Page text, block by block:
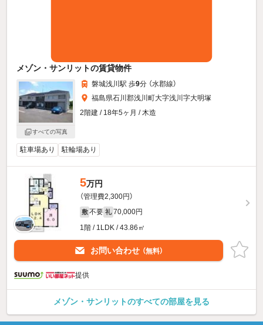
メゾン・サンリットの賃貸物件
すべての写真
磐城浅川駅 歩9分 （水郡線）
福島県石川郡浅川町大字浅川字大明塚
2階建 / 18年5ヶ月 / 木造
駐車場あり 駐輪場あり
5万円
（管理費2,300円）
敷 不要 礼 70,000円
1階 / 1LDK / 43.86㎡
お問い合わせ （無料）
提供
メゾン・サンリットのすべての部屋を見る